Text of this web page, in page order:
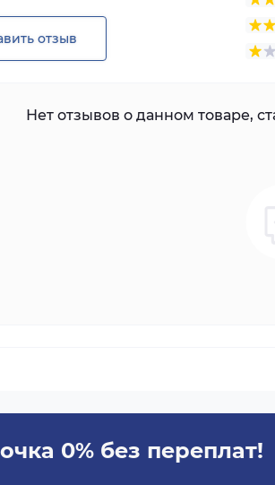
отзыв
Нет отзывов о данном товаре,
0% без переплат!